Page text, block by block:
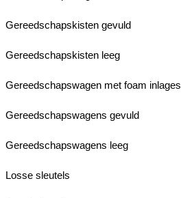
Gereedschapskisten gevuld
Gereedschapskisten leeg
Gereedschapswagen met foam inlages
Gereedschapswagens gevuld
Gereedschapswagens leeg
Losse sleutels